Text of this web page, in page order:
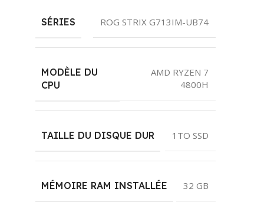
SÉRIES ROG STRIX G713IM-UB74
MODÈLE DU
CPU
AMD RYZEN 7
4800H
TAILLE DU DISQUE DUR 1TO SSD
MÉMOIRE RAM INSTALLÉE 32 GB